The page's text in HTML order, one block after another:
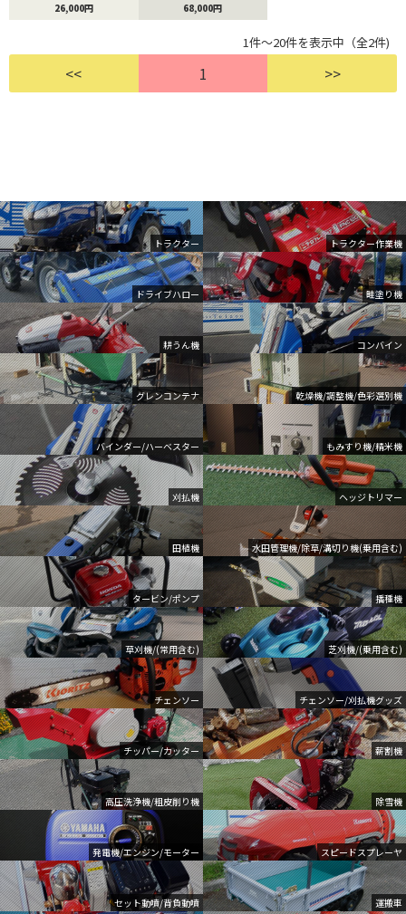
トラクター トラクター作業機
ドライブハロー 畦塗り機
耕うん機 コンバイン
グレンコンテナ 乾燥機/調整機/色彩選別機
バインダー/ハーベスター もみすり機/精米機
刈払機 ヘッジトリマー
田植機 水田管理機/除草/溝切り機(乗用含む)
タービン/ポンプ 播種機
草刈機/(常用含む) 芝刈機/(乗用含む)
チェンソー チェンソー/刈払機グッズ
チッパー/カッター 薪割機
高圧洗浄機/粗皮削り機 除雪機
発電機/エンジン/モーター スピードスプレーヤ
セット動噴/背負動噴 運搬車
26,000円
68,000円
1件～20件を表示中（全2件)
<< 1 >>